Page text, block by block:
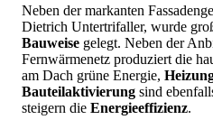
Neben der markanten
Dietrich Untertrifaller, wurde
Bauweise gelegt. Neben der
Fernwärmenetz produziert die
am Dach grüne Energie,
Bauteilaktivierung sind
steigern die Energieeffizienz.